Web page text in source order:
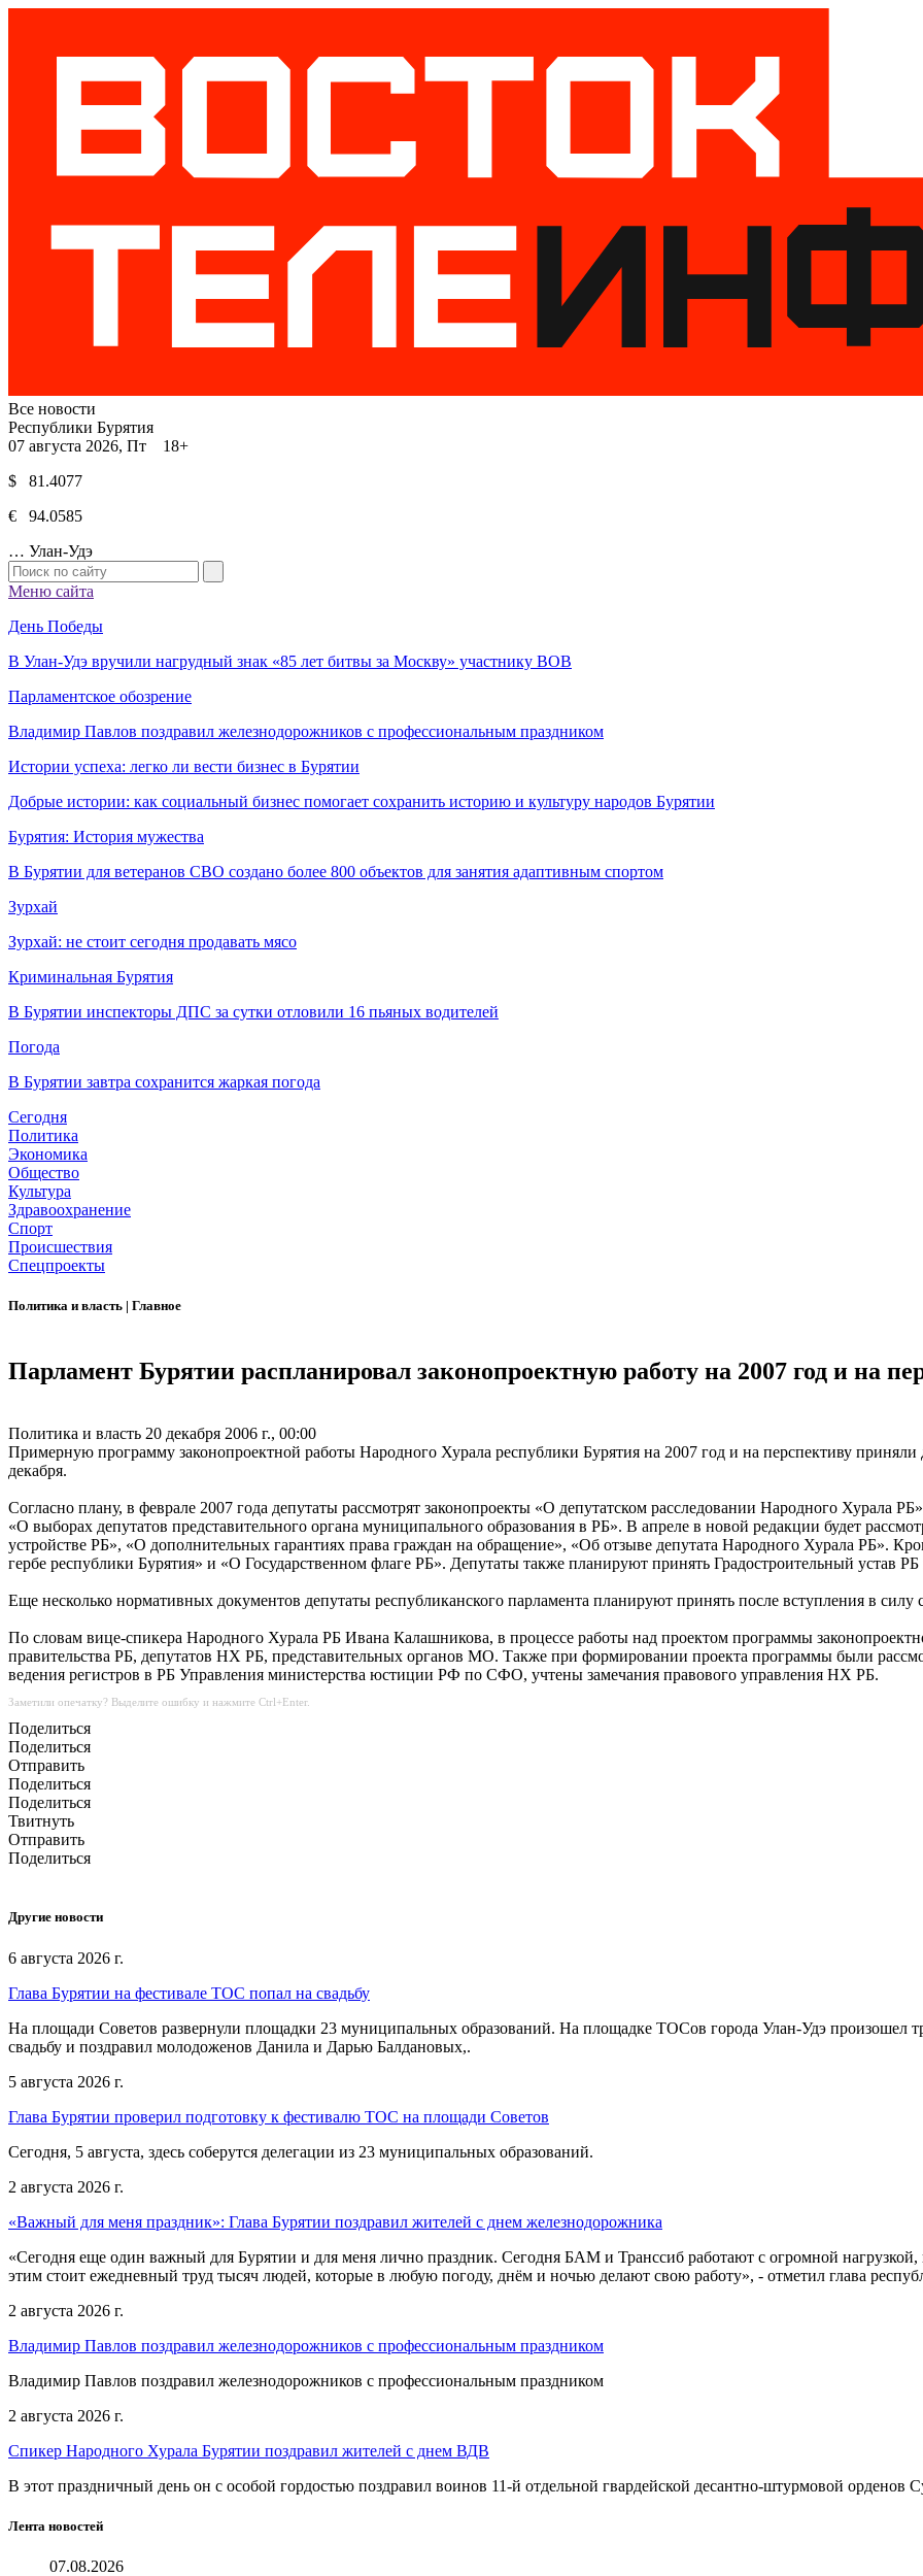
Все новости
Республики Бурятия
07 августа 2026, Пт 18+
$ 81.4077
€ 94.0585
… Улан-Удэ
Меню сайта
День Победы
В Улан-Удэ вручили нагрудный знак «85 лет битвы за Москву» участнику ВОВ
Парламентское обозрение
Владимир Павлов поздравил железнодорожников с профессиональным праздником
Истории успеха: легко ли вести бизнес в Бурятии
Добрые истории: как социальный бизнес помогает сохранить историю и культуру народов Бурятии
Бурятия: История мужества
В Бурятии для ветеранов СВО создано более 800 объектов для занятия адаптивным спортом
Зурхай
Зурхай: не стоит сегодня продавать мясо
Криминальная Бурятия
В Бурятии инспекторы ДПС за сутки отловили 16 пьяных водителей
Погода
В Бурятии завтра сохранится жаркая погода
Сегодня
Политика
Экономика
Общество
Культура
Здравоохранение
Спорт
Происшествия
Спецпроекты
Политика и власть | Главное
Парламент Бурятии распланировал законопроектную работу на 2007 год и на
Политика и власть 20 декабря 2006 г., 00:00
Примерную программу законопроектной работы Народного Хурала республики Бурятия на 2007 год и на перспективу приняли
декабря.
Согласно плану, в феврале 2007 года депутаты рассмотрят законопроекты «О депутатском расследовании Народного
«О выборах депутатов представительного органа муниципального образования в РБ». В апреле в новой редакции будет
устройстве РБ», «О дополнительных гарантиях права граждан на обращение», «Об отзыве депутата Народного Хурала РБ».
гербе республики Бурятия» и «О Государственном флаге РБ». Депутаты также планируют принять Градостроительный устав РБ
Еще несколько нормативных документов депутаты республиканского парламента планируют принять после вступления в силу
По словам вице-спикера Народного Хурала РБ Ивана Калашникова, в процессе работы над проектом программы
правительства РБ, депутатов НХ РБ, представительных органов МО. Также при формировании проекта программы были
ведения регистров в РБ Управления министерства юстиции РФ по СФО, учтены замечания правового управления НХ РБ.
Заметили опечатку? Выделите ошибку и нажмите Ctrl+Enter.
Поделиться
Поделиться
Отправить
Поделиться
Поделиться
Твитнуть
Отправить
Поделиться
Другие новости
6 августа 2026 г.
Глава Бурятии на фестивале ТОС попал на свадьбу
На площади Советов развернули площадки 23 муниципальных образований. На площадке ТОСов города Улан-Удэ произошел
свадьбу и поздравил молодоженов Данила и Дарью Балдановых,.
5 августа 2026 г.
Глава Бурятии проверил подготовку к фестивалю ТОС на площади Советов
Сегодня, 5 августа, здесь соберутся делегации из 23 муниципальных образований.
2 августа 2026 г.
«Важный для меня праздник»: Глава Бурятии поздравил жителей с днем железнодорожника
«Сегодня еще один важный для Бурятии и для меня лично праздник. Сегодня БАМ и Транссиб работают с огромной
этим стоит ежедневный труд тысяч людей, которые в любую погоду, днём и ночью делают свою работу», - отметил глава
2 августа 2026 г.
Владимир Павлов поздравил железнодорожников с профессиональным праздником
Владимир Павлов поздравил железнодорожников с профессиональным праздником
2 августа 2026 г.
Спикер Народного Хурала Бурятии поздравил жителей с днем ВДВ
В этот праздничный день он с особой гордостью поздравил воинов 11-й отдельной гвардейской десантно-штурмовой орденов
Лента новостей
07.08.2026